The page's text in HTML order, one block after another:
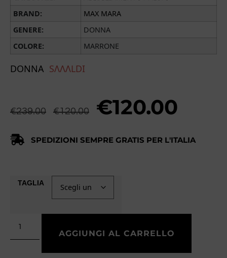
BRAND:
MAX MARA
GENERE:
DONNA
COLORE:
MARRONE
DONNA SɅɅɅLDI
€239.00 €120.00 €120.00
SPEDIZIONI SEMPRE GRATIS PER L'ITALIA
TAGLIA
AGGIUNGI AL CARRELLO